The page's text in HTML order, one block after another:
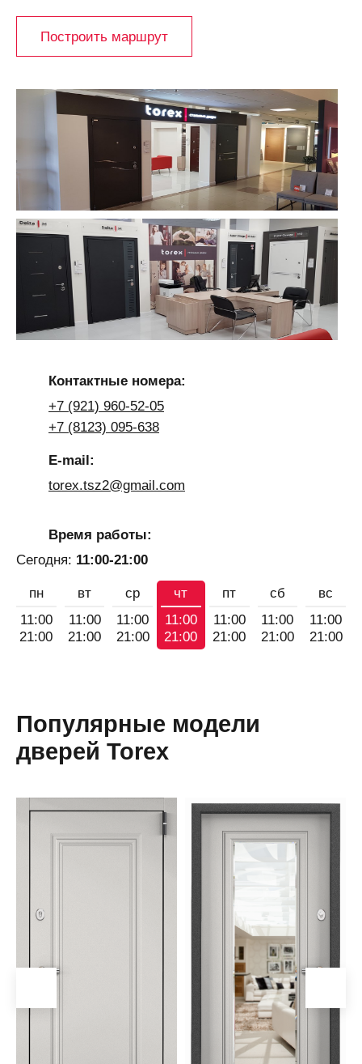
Построить маршрут
Контактные номера:
+7 (921) 960-52-05
+7 (8123) 095-638
E-mail:
torex.tsz2@gmail.com
Время работы:
Сегодня: 11:00-21:00
пн
11:00
21:00
вт
11:00
21:00
ср
11:00
21:00
чт
11:00
21:00
пт
11:00
21:00
сб
11:00
21:00
вс
11:00
21:00
Популярные модели
дверей Torex